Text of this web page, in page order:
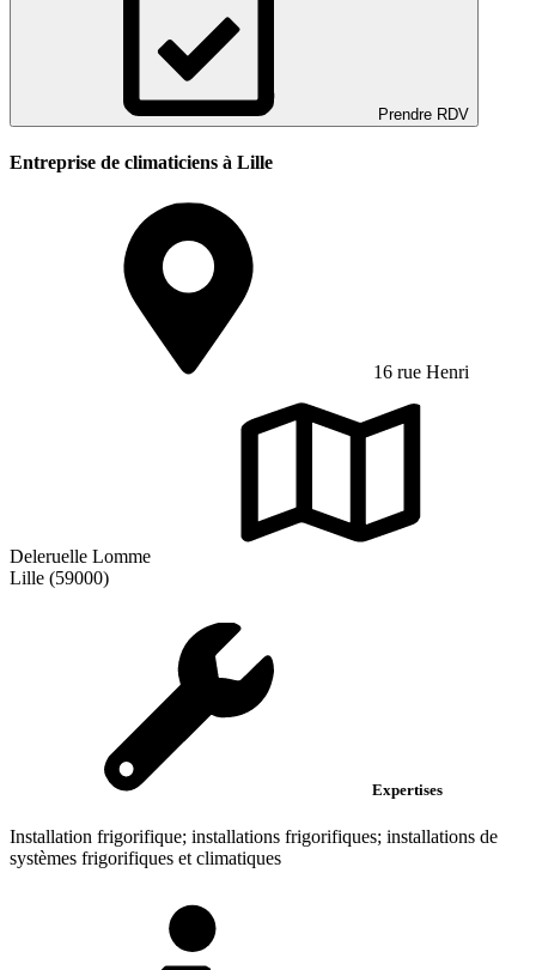
Prendre RDV
Entreprise de climaticiens à Lille
16 rue Henri
Deleruelle Lomme
Lille (59000)
Expertises
Installation frigorifique; installations frigorifiques; installations de
systèmes frigorifiques et climatiques